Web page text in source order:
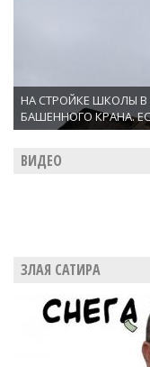
НА СТРОЙКЕ ШКОЛЫ В
БАШЕННОГО КРАНА.
ВИДЕО
ЗЛАЯ САТИРА